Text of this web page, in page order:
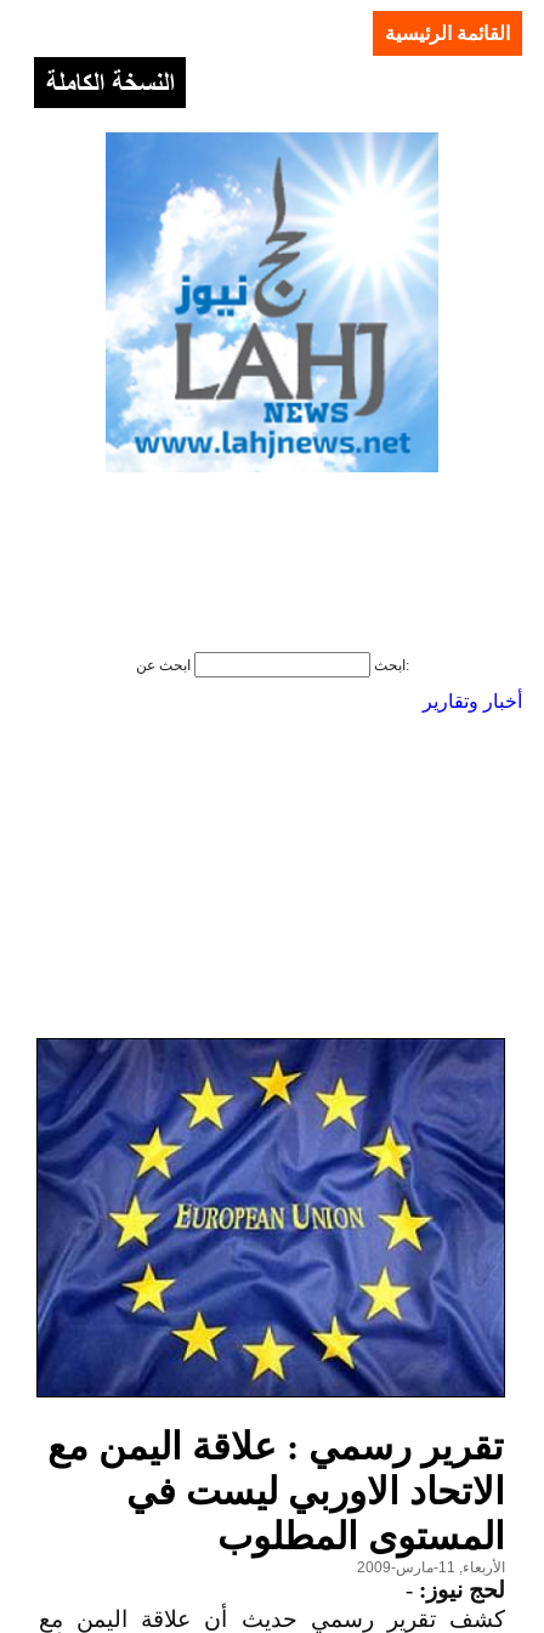
القائمة الرئيسية
ابحث ابحث عن:
أخبار وتقارير
تقرير رسمي : علاقة اليمن مع
الاتحاد الاوربي ليست في
المستوى المطلوب
الأربعاء, 11-مارس-2009
لحج نيوز: -
كشف تقرير رسمي حديث أن علاقة اليمن مع